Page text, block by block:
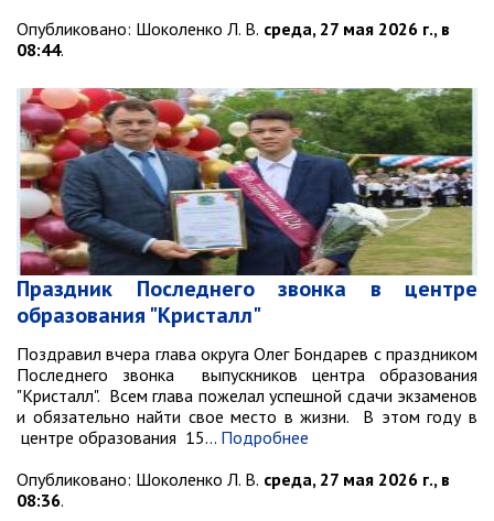
Перечни информационных систем
Антитеррористическая деятельность
Независимая антикоррупционная
экспертиза
Приёмная
РАБОТА С ОБЩЕСТВЕННОСТЬЮ
Общественная приемная
Информационные встречи
Пресс-конференции
Общественная палата
Некоммерческие организации
Редакция газеты «Вести»
Опубликовано: Шоколенко Л. В. среда, 27 мая 2026 г., в
08:44.
Праздник Последнего звонка в центре
образования "Кристалл"
Поздравил вчера глава округа Олег Бондарев с праздником
Последнего звонка выпускников центра образования
"Кристалл". Всем глава пожелал успешной сдачи экзаменов
и обязательно найти свое место в жизни. В этом году в
центре образования 15… Подробнее
Опубликовано: Шоколенко Л. В. среда, 27 мая 2026 г., в
08:36.